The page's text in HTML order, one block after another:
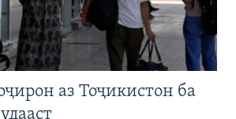
аз Тоҷикистон ба